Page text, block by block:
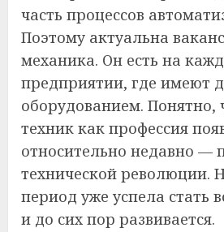
часть процессов
Поэтому актуальна
механика. Он есть на
предприятии, где имеют
оборудованием. Понятно,
техник как профессия
относительно недавно —
технической революции.
период уже успела стать
и до сих пор развивается.